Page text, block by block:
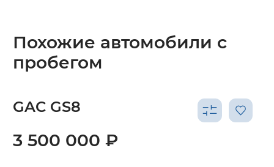
Похожие автомобили с
пробегом
GAC GS8
3 500 000 ₽